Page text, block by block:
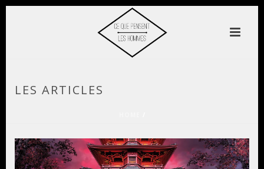
LES ARTICLES